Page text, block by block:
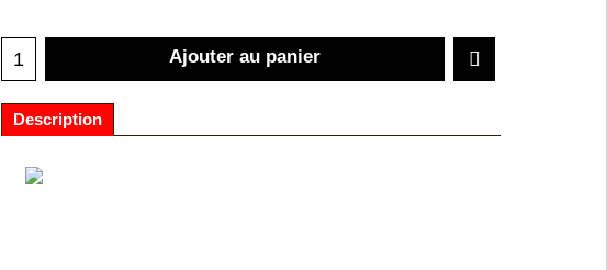
Ajouter au panier
Description